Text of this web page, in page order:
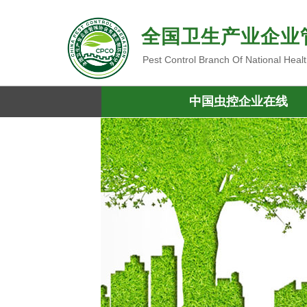
全国卫生产业企
Pest Control Branch Of National
中国虫控企业在线